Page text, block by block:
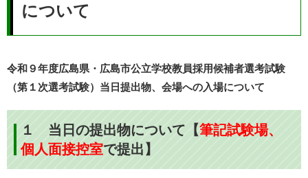
について
令和９年度広島県・広島市公立学校教員採用候補者選考試験
（第１次選考試験）当日提出物、会場への入場について
１ 当日の提出物について【筆記試験場、
個人面接控室で提出】